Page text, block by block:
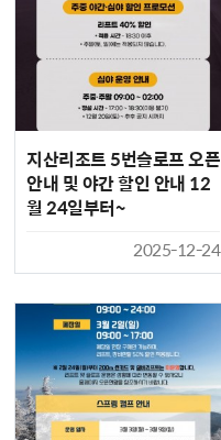
지산리조트 5번슬로프 오픈
안내 및 야간 할인 안내 12
월 24일부터~
2025-12-24